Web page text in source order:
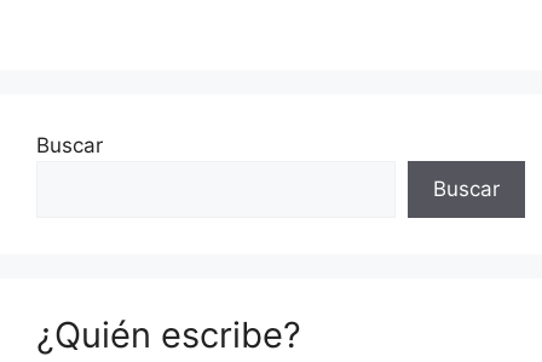
Buscar
Buscar
¿Quién escribe?